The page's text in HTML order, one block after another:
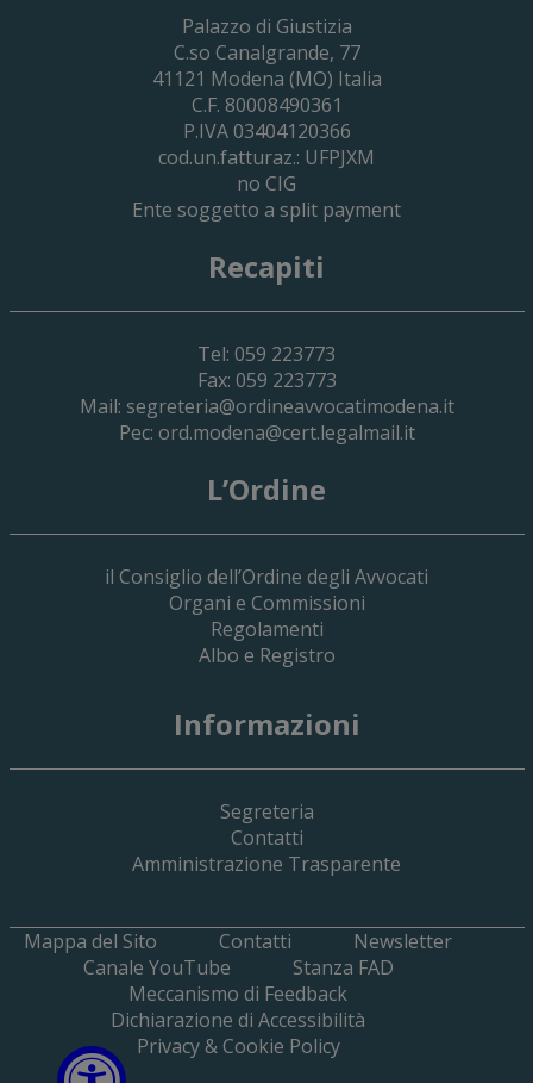
29 Giugno 2026
Cassa Forense – Elezioni Dei Delegati
2030
19 Giugno 2026
Palazzo di Giustizia
C.so Canalgrande, 77
41121 Modena (MO) Italia
C.F. 80008490361
P.IVA 03404120366
cod.un.fatturaz.: UFPJXM
no CIG
Ente soggetto a split payment
Recapiti
Tel: 059 223773
Fax: 059 223773
Mail: segreteria@ordineavvocatimodena.it
Pec: ord.modena@cert.legalmail.it
L’Ordine
il Consiglio dell’Ordine degli Avvocati
Organi e Commissioni
Regolamenti
Albo e Registro
Informazioni
Segreteria
Contatti
Amministrazione Trasparente
Mappa del Sito Contatti
Newsletter
Canale YouTube
Stanza FAD
Meccanismo di Feedback
Dichiarazione di Accessibilità
Privacy & Cookie Policy